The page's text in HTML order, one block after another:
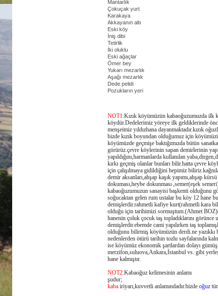
Mantarlık
Çokuçak yurt
Karakaya
Akkayanın altı
Eski köy
İniş dibi
Tetirlik
İki oluklu
Eski ağaçlar
Ömer bey
Yukarı mezarlık
Aşağı mezarlık
Dede pelidi
Pozukların yeri
NOT1:Kızık köyümüzün kabaoğuzumuzda ilk
köydür.Dedelerimiz yöreye ilk geldiklerinde
menşeimiz yıldızhana dayanmaktadır.kızık
bizde kızık boyundan olduğumuz için
köyümüzde geçmişe baktığımızda bütün
görürüz.çevre köylerinin sapan demirlerinin
yapıldığını,harmanlarda kullanılan
kırkı geçmiş olanlar bunları bilir.hatta çevre
için çalışılmaya gidildiğini hepimiz
demir aksanları,ahşap kaşık yapımı,ahşap
dokuması,heybe dokunması ,semer(eşek
kabaoğuzumuzun sanayisi başkenti olduğunu
soğucaktan gelen rum ustalar bu köy 12 hane
demişlerdir.rahmetli kafiye kurt(rahmetli kara
olduğu için tarihimizi sormuştum.(Ahmet
hanenin çoluk çocuk taş topladıklarını
demişlerdir.ebemde cami yapılırken taş
olduğunu bilirmiş köyümüzün derdi.ne yazıkkı
nedenlerden ötürü tarihin tozlu sayfalarında
ise köyümüz ekonomik şartlardan dolayı
merzifon,suluova,Ankara,İstanbul vs. gibi
hane kalmıştır.
NOT2:Kabaoğuz kelimesinin anlamı
şudur;
kaba iriyarı,kuvvetli anlamındadır.bizde oğuz